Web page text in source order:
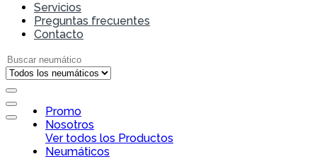
Servicios
Preguntas frecuentes
Contacto
Search for:
Open
Close
Promo
Nosotros
Ver todos los Productos
Neumáticos